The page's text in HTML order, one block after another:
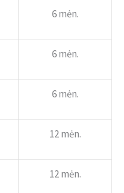
6 mėn.
6 mėn.
6 mėn.
12 mėn.
12 mėn.